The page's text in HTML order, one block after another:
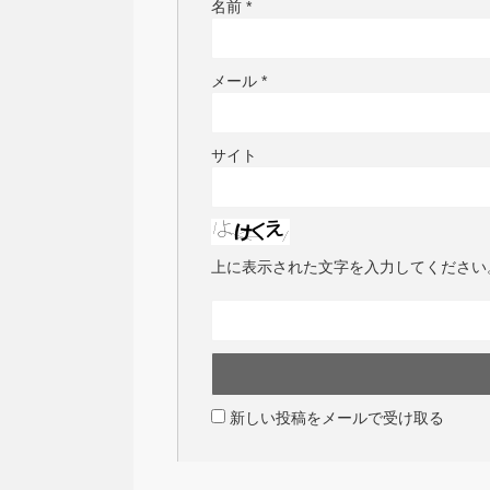
名前 *
メール *
サイト
上に表示された文字を入力してください
新しい投稿をメールで受け取る